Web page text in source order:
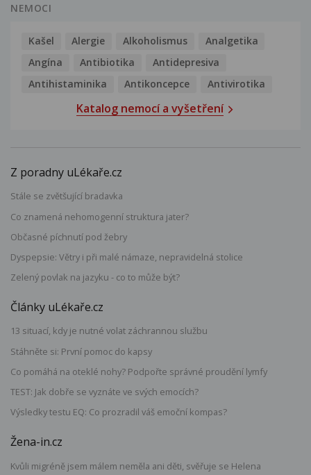
NEMOCI
Kašel Alergie Alkoholismus
Analgetika
Angína
Antibiotika
Antidepresiva
Antihistaminika
Antikoncepce Antivirotika
Katalog nemocí a vyšetření
Z poradny uLékaře.cz
Stále se zvětšující bradavka
Co znamená nehomogenní struktura jater?
Občasné píchnutí pod žebry
Dyspepsie: Větry i při malé námaze, nepravidelná stolice
Zelený povlak na jazyku - co to může být?
Články uLékaře.cz
13 situací, kdy je nutné volat záchrannou službu
Stáhněte si: První pomoc do kapsy
Co pomáhá na oteklé nohy? Podpořte správné proudění lymfy
TEST: Jak dobře se vyznáte ve svých emocích?
Výsledky testu EQ: Co prozradil váš emoční kompas?
Žena-in.cz
Kvůli migréně jsem málem neměla ani děti, svěřuje se Helena